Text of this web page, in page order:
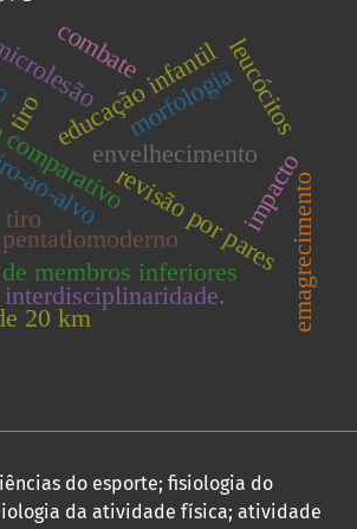
revisão por pares
educação infantil
membros inferiores
morfologia
pentatlomoderno
ao-alvo
interdisciplinaridade.
envelhecimento
leucócitos
tiro
tiro impacto
20 km emagrecimento
combate
do esporte; fisiologia do
da atividade física; atividade